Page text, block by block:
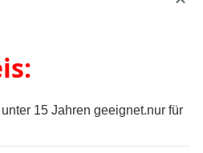
15 Jahren geeignet.nur für